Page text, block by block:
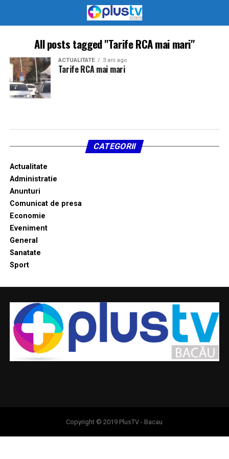
All posts tagged "Tarife RCA mai mari"
ACTUALITATE 3 ani ago
Tarife RCA mai mari
CATEGORII
Actualitate
Administratie
Anunturi
Comunicat de presa
Economie
Eveniment
General
Sanatate
Sport
Copyright © 2019 PlusTV - Bacau